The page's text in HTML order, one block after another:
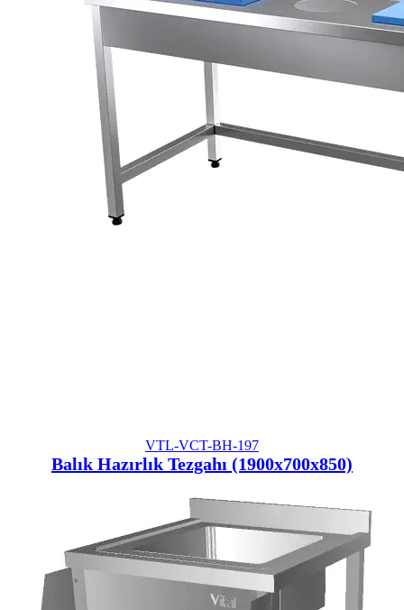
VTL-VCT-BH-197
Balık Hazırlık Tezgahı (1900x700x850)